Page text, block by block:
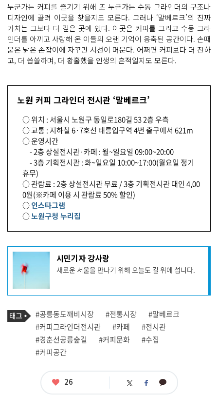
누군가는 커피를 즐기기 위해 또 누군가는 수동 그라인더의 구조나
디자인에 끌려 이곳을 찾을지도 모른다. 그러나 ‘말베르크’의 진짜
가치는 그보다 더 깊은 곳에 있다. 이곳은 커피를 그리고 수동 그라
인더를 아끼고 사랑해 온 이들의 오랜 기억이 응축된 공간이다. 손때
묻은 낡은 손잡이에 자꾸만 시선이 머문다. 어쩌면 커피보다 더 진하
고, 더 씁쓸하며, 더 황홀했을 인생의 흔적일지도 모른다.
노원 커피 그라인더 전시관 ‘말베르크’
○ 위치 : 서울시 노원구 동일로180길 53 2층 우측
○ 교통 : 지하철 6·7호선 태릉입구역 4번 출구에서 621m
○ 운영시간
- 2층 상설전시관·카페 : 월~일요일 09:00~20:00
- 3층 기획전시관 : 화~일요일 10:00~17:00(월요일 정기
휴무)
○ 관람료 : 2층 상설전시관 무료 / 3층 기획전시관 대인 4,00
0원(※카페 이용 시 관람료 50% 할인)
○인스타그램
○노원구청 누리집
기
자
프
필
시민기자 강사랑
새로운 서울을 만나기 위해 오늘도 길 위에 섭니다.
기
사
관
련
태
그
태
그
#공릉동도깨비시장 #전통시장
#말베르크
#커피그라인더전시관
#카페
#전시관
#경춘선공릉숲길
#커피문화
#수집
#커피공간
좋
26 트 페 카